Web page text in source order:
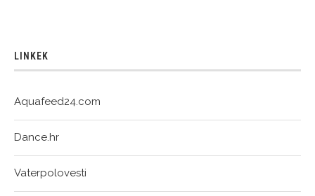
LINKEK
Aquafeed24.com
Dance.hr
Vaterpolovesti